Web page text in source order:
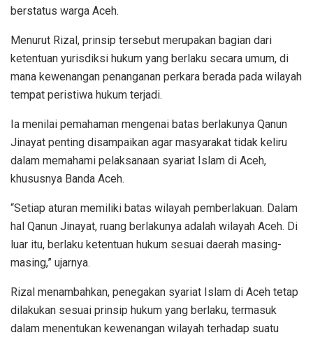
berstatus warga Aceh.
Menurut Rizal, prinsip tersebut merupakan bagian dari
ketentuan yurisdiksi hukum yang berlaku secara umum, di
mana kewenangan penanganan perkara berada pada wilayah
tempat peristiwa hukum terjadi.
Ia menilai pemahaman mengenai batas berlakunya Qanun
Jinayat penting disampaikan agar masyarakat tidak keliru
dalam memahami pelaksanaan syariat Islam di Aceh,
khususnya Banda Aceh.
“Setiap aturan memiliki batas wilayah pemberlakuan. Dalam
hal Qanun Jinayat, ruang berlakunya adalah wilayah Aceh. Di
luar itu, berlaku ketentuan hukum sesuai daerah masing-
masing,” ujarnya.
Rizal menambahkan, penegakan syariat Islam di Aceh tetap
dilakukan sesuai prinsip hukum yang berlaku, termasuk
dalam menentukan kewenangan wilayah terhadap suatu